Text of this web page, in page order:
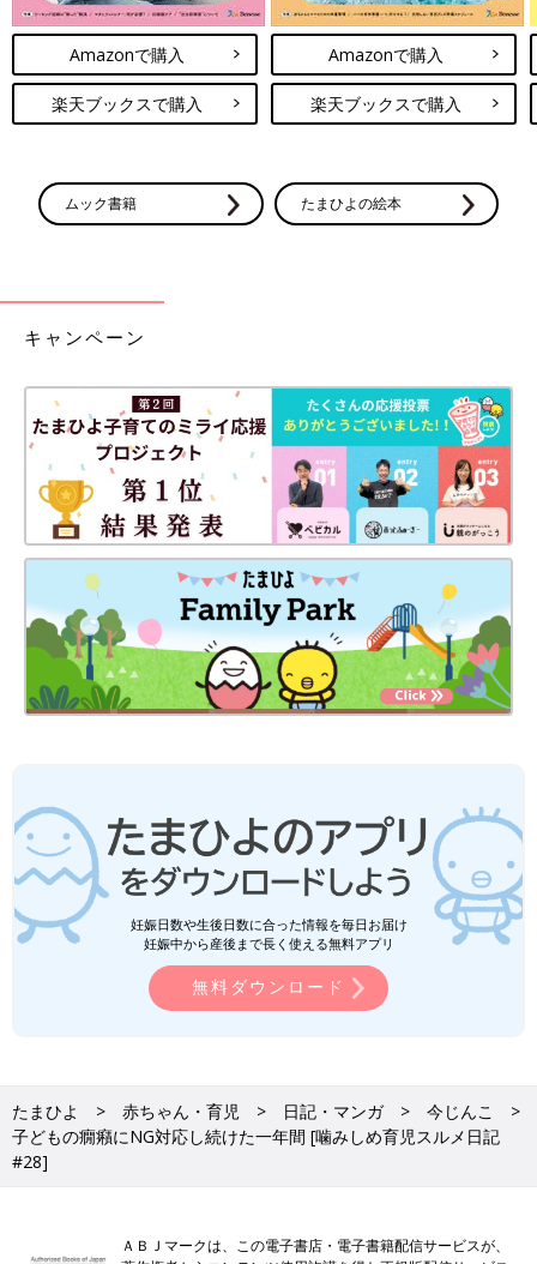
Amazonで購入
楽天ブックスで購入
Amazonで購入
楽天ブックスで購入
ムック書籍 たまひよの絵本
キャンペーン
妊娠日数や生後日数に合った情報を毎日お届け
妊娠中から産後まで長く使える無料アプリ
無料ダウンロード
たまひよ 赤ちゃん・育児 日記・マンガ
今じんこ
子どもの癇癪にNG対応し続けた一年間 [噛みしめ育児スルメ日記
#28]
ＡＢＪマークは、この電子書店・電子書籍配信サービスが、